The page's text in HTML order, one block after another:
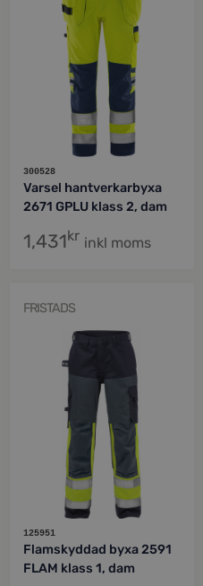
300528
Varsel hantverkarbyxa
2671 GPLU klass 2, dam
1,431kr inkl moms
FRISTADS
125951
Flamskyddad byxa 2591
FLAM klass 1, dam